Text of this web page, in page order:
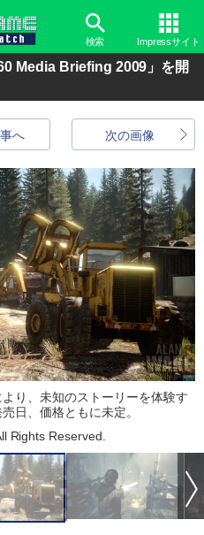
検索 Impressサイト
Media Briefing 2009」を開
次の画像
へ
り、未知のストーリーを体験す
日、価格ともに未定。
Rights Reserved.